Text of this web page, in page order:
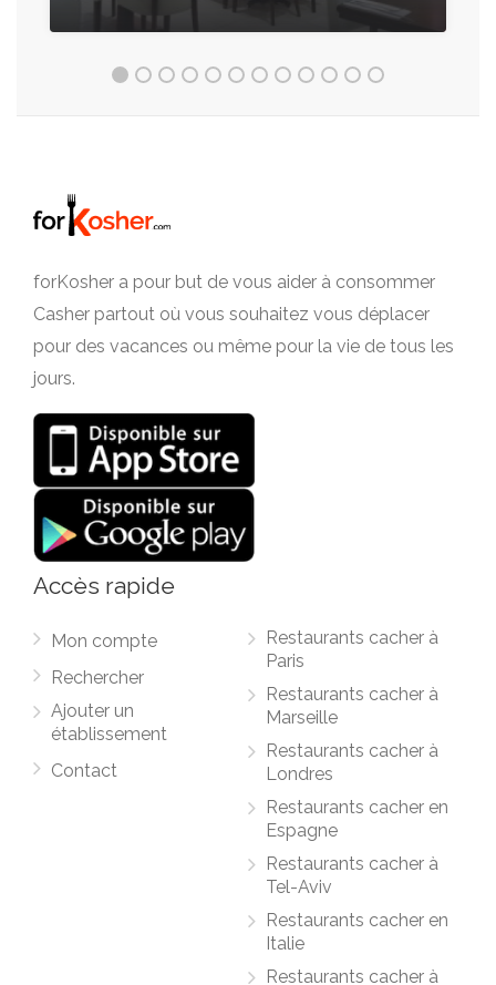
forKosher a pour but de vous aider à consommer
Casher partout où vous souhaitez vous déplacer
pour des vacances ou même pour la vie de tous les
jours.
Accès rapide
Mon compte
Rechercher
Ajouter un
établissement
Contact
Restaurants cacher à
Paris
Restaurants cacher à
Marseille
Restaurants cacher à
Londres
Restaurants cacher en
Espagne
Restaurants cacher à
Tel-Aviv
Restaurants cacher en
Italie
Restaurants cacher à